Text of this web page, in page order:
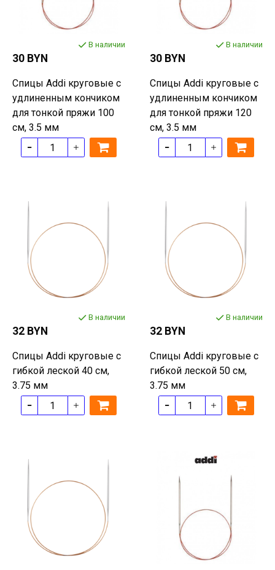
В наличии
30 BYN
Спицы Addi круговые с
удлиненным кончиком
для тонкой пряжи 100
см, 3.5 мм
В наличии
30 BYN
Спицы Addi круговые с
удлиненным кончиком
для тонкой пряжи 120
см, 3.5 мм
В наличии
32 BYN
Спицы Addi круговые с
гибкой леской 40 см,
3.75 мм
В наличии
32 BYN
Спицы Addi круговые с
гибкой леской 50 см,
3.75 мм